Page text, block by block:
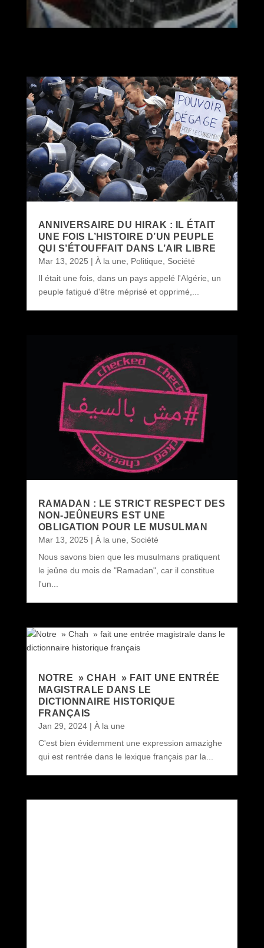
ANNIVERSAIRE DU HIRAK : IL ÉTAIT
UNE FOIS L’HISTOIRE D’UN PEUPLE
QUI S’ÉTOUFFAIT DANS L’AIR LIBRE
Mar 13, 2025 | À la une, Politique, Société
Il était une fois, dans un pays appelé l'Algérie, un
peuple fatigué d'être méprisé et opprimé,...
RAMADAN : LE STRICT RESPECT DES
NON-JEÛNEURS EST UNE
OBLIGATION POUR LE MUSULMAN
Mar 13, 2025 | À la une, Société
Nous savons bien que les musulmans pratiquent
le jeûne du mois de "Ramadan", car il constitue
l'un...
NOTRE » CHAH » FAIT UNE ENTRÉE
MAGISTRALE DANS LE
DICTIONNAIRE HISTORIQUE
FRANÇAIS
Jan 29, 2024| À la une
C'est bien évidemment une expression amazighe
qui est rentrée dans le lexique français par la...